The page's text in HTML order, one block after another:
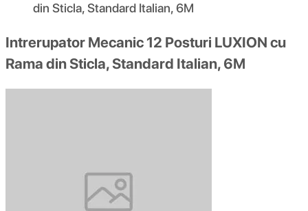
din Sticla, Standard Italian, 6M
Intrerupator Mecanic 12 Posturi LUXION cu
Rama din Sticla, Standard Italian, 6M